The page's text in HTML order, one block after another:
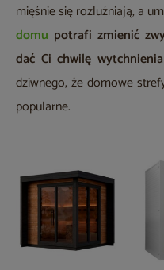
mięśnie się rozluźniają, a
domu potrafi zmienić
dać Ci chwilę
dziwnego, że domowe
popularne.